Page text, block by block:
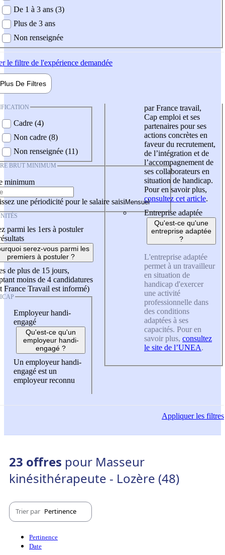
De 1 à 3 ans (3)
Plus de 3 ans
Non renseignée
le filtre de l'expérience demandée
Plus De Filtres
Cadre (4)
Non cadre (8)
Non renseignée (11)
BRUT MINIMUM
minimum
une périodicité pour le salaire saisi
parmi les 1ers à postuler
serez-vous parmi les
premiers à postuler ?
de plus de 15 jours,
moins de 4 candidatures
France Travail est informé)
Employeur handi-
engagé
Qu'est-ce qu'un
employeur handi-
engagé ?
Un employeur handi-
engagé est un
employeur reconnu
par France travail,
Cap emploi et ses
partenaires pour ses
actions concrètes en
faveur du recrutement,
de l’intégration et de
l’accompagnement de
ses collaborateurs en
situation de handicap.
Pour en savoir plus,
consultez cet article.
Entreprise adaptée
Qu'est-ce qu'une
entreprise adaptée
?
L'entreprise adaptée
permet à un travailleur
en situation de
handicap d'exercer
une activité
professionnelle dans
des conditions
adaptées à ses
capacités. Pour en
savoir plus, consultez
le site de l’UNEA.
Appliquerles filtres
23 offres pour Masseur
kinésithérapeute - Lozère (48)
Trier par Pertinence
Pertinence
Date